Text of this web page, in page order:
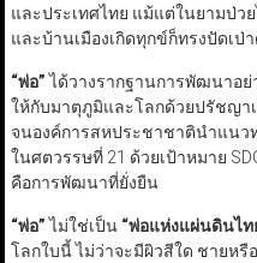
และประเทศไทย แม้แต่ในยามป่ว
และบ้านเมืองเกิดทุกข์ก็ทรงปัดเป่
“พ่อ”ได้วางรากฐานการพัฒนาอย่
ให้กับมาตุภูมิและโลกด้วยปรัชญา
จนองค์การสหประชาชาตินำแนว
ในศตวรรษที่ 21 ด้วยเป้าหมาย
คือการพัฒนาที่ยั่งยืน
“พ่อ”ไม่ใช่เป็น “พ่อแห่งแผ่นดินไท
โลกใบนี้ ไม่ว่าจะมีผิวสีใด ชายห